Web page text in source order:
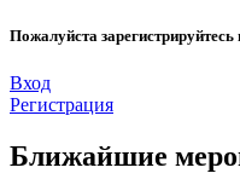
Пожалуйста зарегистрируйтесь
Вход
Регистрация
Ближайшие